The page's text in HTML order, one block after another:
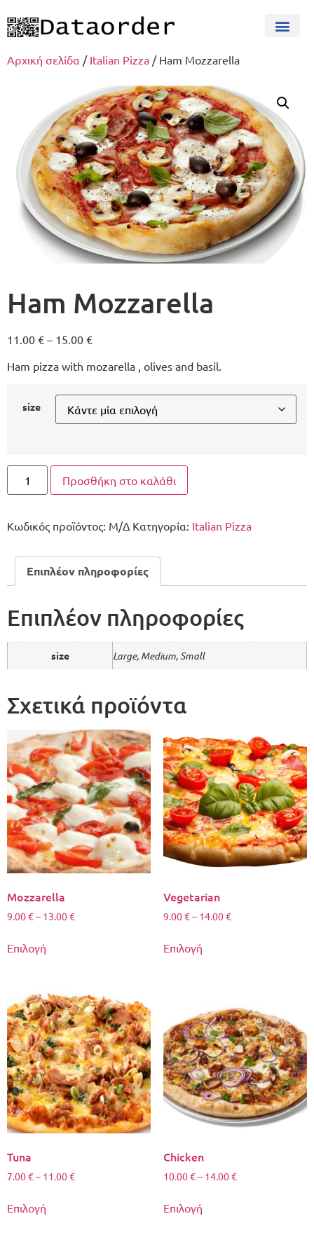
Αρχική σελίδα / Italian Pizza / Ham Mozzarella
Ham Mozzarella
11.00 € – 15.00 €
Ham pizza with mozarella , olives and basil.
size
Προσθήκη στο καλάθι
Κωδικός προϊόντος: Μ/Δ Κατηγορία: Italian Pizza
Επιπλέον πληροφορίες
Επιπλέον πληροφορίες
size Large, Medium, Small
Σχετικά προϊόντα
Mozzarella
9.00€– 13.00€
Επιλογή
Vegetarian
9.00€– 14.00€
Επιλογή
Tuna
7.00€– 11.00€
Επιλογή
Chicken
10.00€– 14.00€
Επιλογή